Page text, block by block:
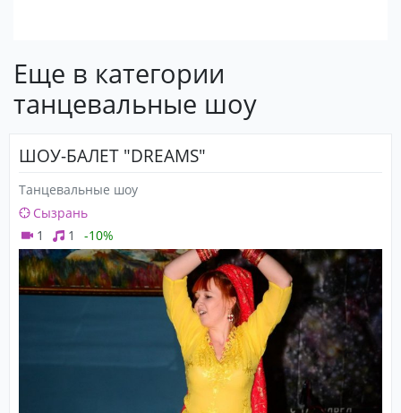
Еще в категории
танцевальные шоу
ШОУ-БАЛЕТ "DREAMS"
Танцевальные шоу
Сызрань
1
1 -10%